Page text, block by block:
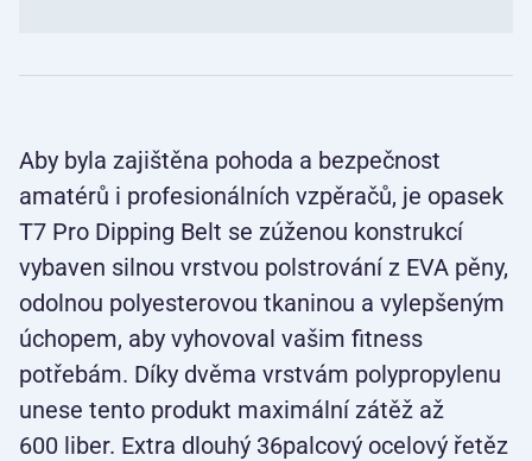
Aby byla zajištěna pohoda a bezpečnost
amatérů i profesionálních vzpěračů, je opasek
T7 Pro Dipping Belt se zúženou konstrukcí
vybaven silnou vrstvou polstrování z EVA pěny,
odolnou polyesterovou tkaninou a vylepšeným
úchopem, aby vyhovoval vašim fitness
potřebám. Díky dvěma vrstvám polypropylenu
unese tento produkt maximální zátěž až
600 liber. Extra dlouhý 36palcový ocelový řetěz